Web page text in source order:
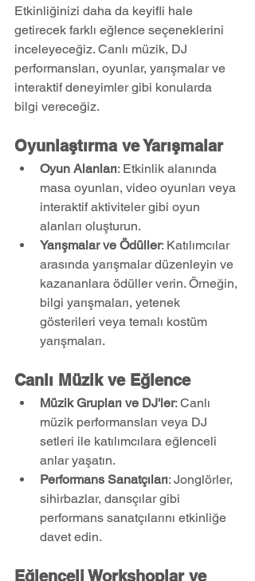
Etkinliğinizi daha da keyifli hale
getirecek farklı eğlence seçeneklerini
inceleyeceğiz. Canlı müzik, DJ
performansları, oyunlar, yarışmalar ve
interaktif deneyimler gibi konularda
bilgi vereceğiz.
Oyunlaştırma ve Yarışmalar
Oyun Alanları: Etkinlik alanında
masa oyunları, video oyunları veya
interaktif aktiviteler gibi oyun
alanları oluşturun.
Yarışmalar ve Ödüller: Katılımcılar
arasında yarışmalar düzenleyin ve
kazananlara ödüller verin. Örneğin,
bilgi yarışmaları, yetenek
gösterileri veya temalı kostüm
yarışmaları.
Canlı Müzik ve Eğlence
Müzik Grupları ve DJ'ler: Canlı
müzik performansları veya DJ
setleri ile katılımcılara eğlenceli
anlar yaşatın.
Performans Sanatçıları: Jonglörler,
sihirbazlar, dansçılar gibi
performans sanatçılarını etkinliğe
davet edin.
Eğlenceli Workshoplar ve